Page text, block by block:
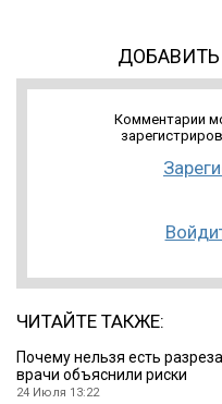
Комментарии
ЧИТАЙТЕ ТАКЖЕ:
Почему нельзя есть
врачи объяснили риски
24 Июля 13:22